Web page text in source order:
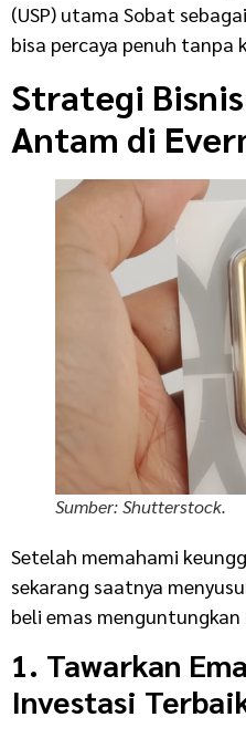
(USP) utama Sobat
bisa percaya penuh tanpa
Strategi
Antam di
Sumber: Shutterstock.
Setelah memahami
sekarang saatnya
beli emas
1. Tawarkan
Investasi